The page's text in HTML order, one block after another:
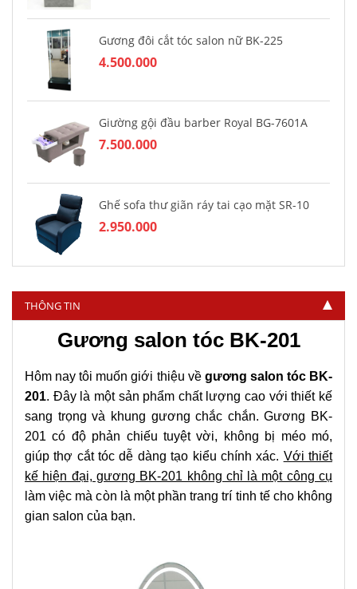
Gương đôi cắt tóc salon nữ BK-225
4.500.000
Giường gội đầu barber Royal BG-7601A
7.500.000
Ghế sofa thư giãn ráy tai cạo mặt SR-10
2.950.000
THÔNG TIN
Gương salon tóc BK-201
Hôm nay tôi muốn giới thiệu về gương salon tóc BK-
201. Đây là một sản phẩm chất lượng cao với thiết kế
sang trọng và khung gương chắc chắn. Gương BK-
201 có độ phản chiếu tuyệt vời, không bị méo mó,
giúp thợ cắt tóc dễ dàng tạo kiểu chính xác. Với thiết
kế hiện đại, gương BK-201 không chỉ là một công cụ
làm việc mà còn là một phần trang trí tinh tế cho không
gian salon của bạn.